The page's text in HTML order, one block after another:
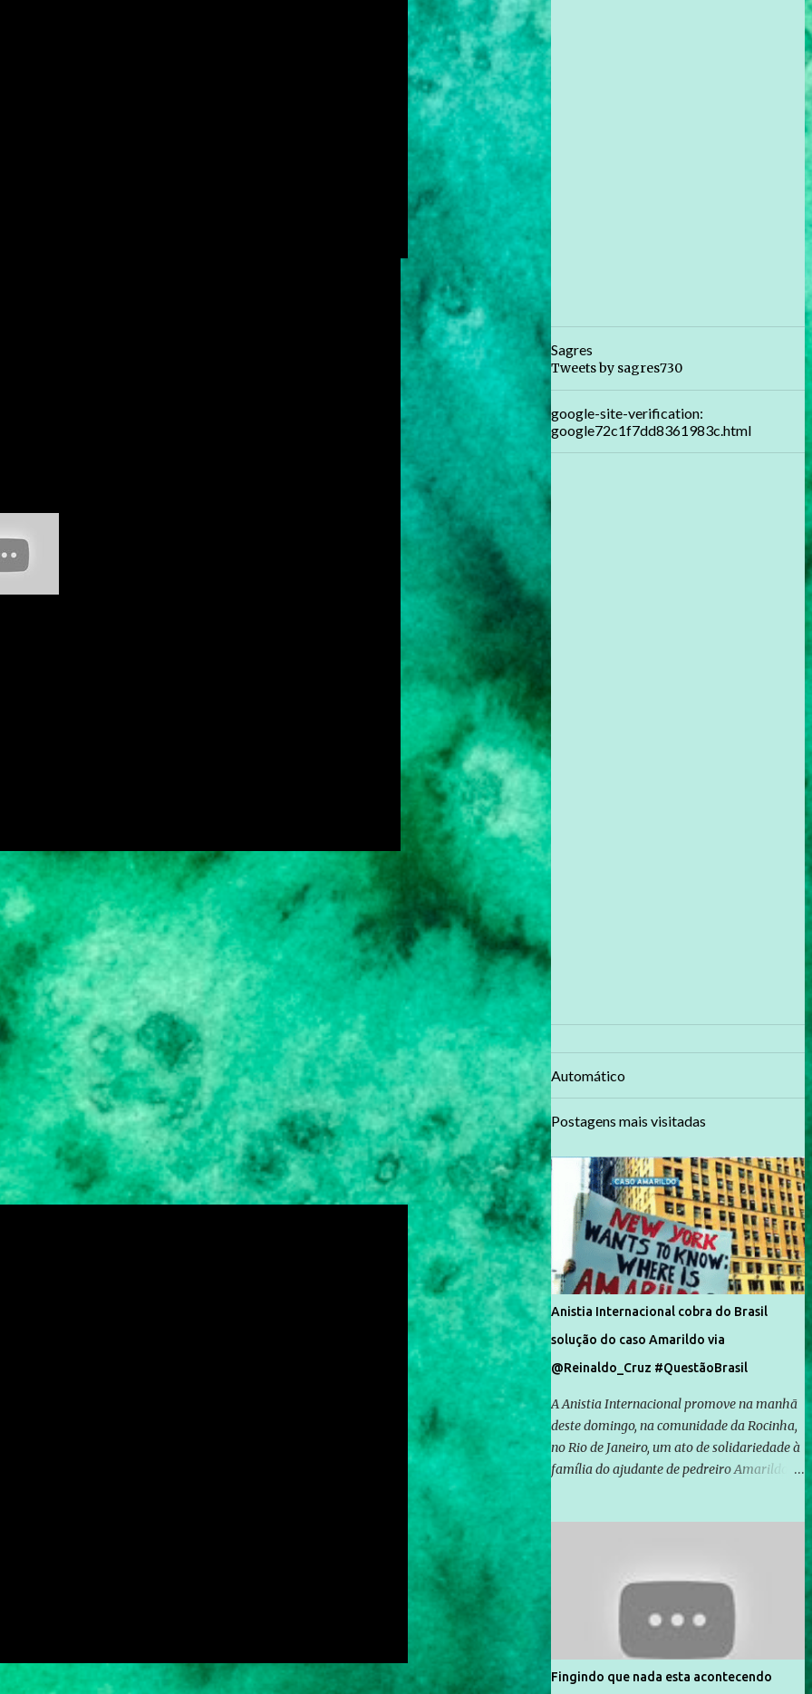
Sagres
Tweets by sagres730
google-site-verification:
google72c1f7dd8361983c.html
Automático
Postagens mais visitadas
Anistia Internacional cobra do Brasil
solução do caso Amarildo via
@Reinaldo_Cruz #QuestãoBrasil
A Anistia Internacional promove na manhã
deste domingo, na comunidade da Rocinha,
no Rio de Janeiro, um ato de solidariedade à
família do ajudante de pedreiro Amarildo de
Rocinha. A assessora de Direitos Humanos
da Anistia Internacional, Renata Neder, disse
à Agência Brasil que ações e atividades de
mobilização são feitas normalmente pela
organização não governamental. As ações
de solidariedade são promovidas em apoio
Fingindo que nada esta acontecendo